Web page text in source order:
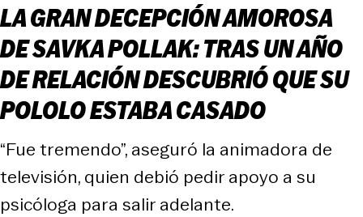
LA GRAN DECEPCIÓN AMOROSA
DE SAVKA POLLAK: TRAS UN AÑO
DE RELACIÓN DESCUBRIÓ QUE SU
POLOLO ESTABA CASADO
“Fue tremendo”, aseguró la animadora de
televisión, quien debió pedir apoyo a su
psicóloga para salir adelante.